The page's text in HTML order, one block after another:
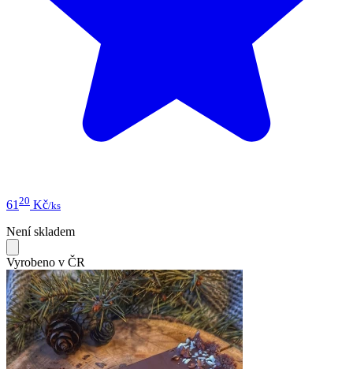
61 20 Kč/ks
Není skladem
Vyrobeno v ČR